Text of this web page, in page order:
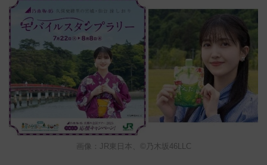
画像：JR東日本、©乃木坂46LLC